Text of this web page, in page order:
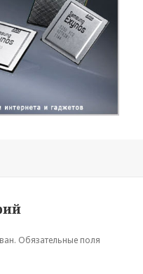
Обязательные поля